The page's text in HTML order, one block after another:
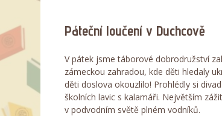
Páteční loučení v Duchcově
V pátek jsme táborové dobrodružství
zámeckou zahradou, kde děti hledaly
děti doslova okouzlilo! Prohlédly si
školních lavic s kalamáři. Největším
v podvodním světě plném vodníků.